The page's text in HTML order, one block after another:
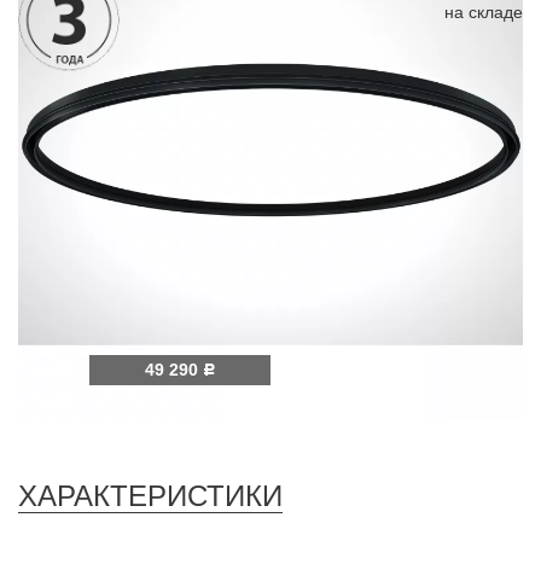
на складе
49 290 Р
ХАРАКТЕРИСТИКИ